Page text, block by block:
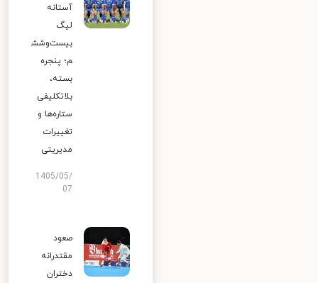
آستانه
لیگ
بیست‌وشش
م؛ پنجره
بسته،
بلاتکلیفی
ستاره‌ها و
تغییرات
مدیریتی
1405/05/
07
صعود
مقتدرانه
دختران